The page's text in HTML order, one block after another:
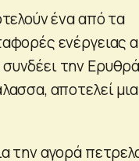
ένα από τα
ενέργειας
την Ερυθρά
αποτελεί μια
την αγορά